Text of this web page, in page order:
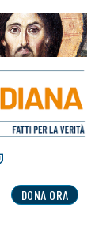
DONA ORA